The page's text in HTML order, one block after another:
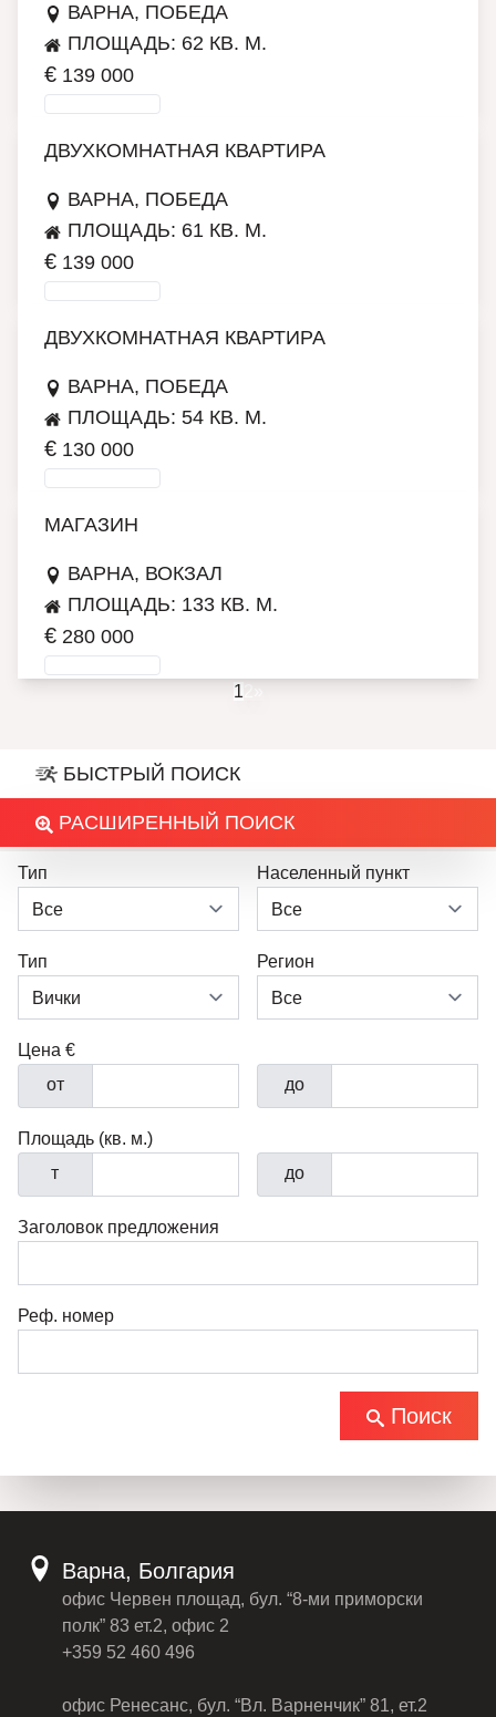
ВАРНА, ПОБЕДА
ПЛОЩАДЬ: 62 КВ. М.
€ 139 000
ДВУХКОМНАТНАЯ КВАРТИРА
ВАРНА, ПОБЕДА
ПЛОЩАДЬ: 61 КВ. М.
€ 139 000
ДВУХКОМНАТНАЯ КВАРТИРА
ВАРНА, ПОБЕДА
ПЛОЩАДЬ: 54 КВ. М.
€ 130 000
МАГАЗИН
ВАРНА, ВОКЗАЛ
ПЛОЩАДЬ: 133 КВ. М.
€ 280 000
1 »
БЫСТРЫЙ ПОИСК
РАСШИРЕННЫЙ ПОИСК
Тип Населенный пункт
Тип Регион
Цена €
от
до
Площадь (кв. м.)
т
до
Заголовок предложения
Реф. номер
Поиск
Варна, Болгария
офис Червен площад, бул. “8-ми приморски
полк” 83 ет.2, офис 2
+359 52 460 496
офис Ренесанс, бул. “Вл. Варненчик” 81, ет.2